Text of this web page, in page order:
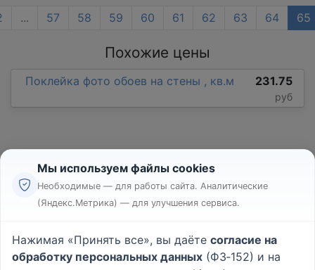
... 57 58 59 60 61 62 63 64 65
Похожие цены
Поклейка фото обоев на стены , кв.м 231.75
руб
Реклама
Пользовательское соглашение
Политика конфиденциальности
Мы используем файлы cookies
Необходимые — для работы сайта. Аналитические
(Яндекс.Метрика) — для улучшения сервиса.
Нажимая «Принять все», вы даёте согласие на
обработку персональных данных (ФЗ‑152) и на